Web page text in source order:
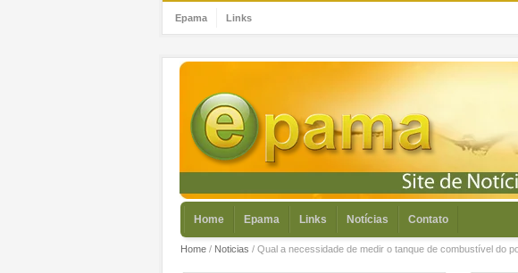
Epama Links
Home Epama Links Notícias Contato
Home/ Noticias / Qual a necessidade de medir o tanque de combustível do